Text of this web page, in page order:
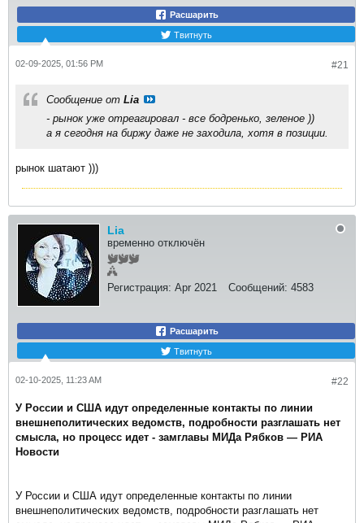
Расшарить
Твитнуть
#21
02-09-2025, 01:56 PM
Сообщение от Lia
- рынок уже отреагировал - все бодренько, зеленое ))
а я сегодня на биржу даже не заходила, хотя в позиции.
рынок шатают )))
Lia
временно отключён
Регистрация: Apr 2021 Сообщений: 4583
Расшарить
Твитнуть
#22
02-10-2025, 11:23 AM
У России и США идут определенные контакты по линии
внешнеполитических ведомств, подробности разглашать нет
смысла, но процесс идет - замглавы МИДа Рябков — РИА
Новости
У России и США идут определенные контакты по линии
внешнеполитических ведомств, подробности разглашать нет